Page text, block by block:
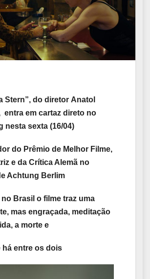
Stern”, do diretor Anatol
entra em cartaz direto no
nesta sexta (16/04)
do Prêmio de Melhor Filme,
e da Crítica Alemã no
Achtung Berlim
Brasil o filme traz uma
mas engraçada, meditação
a morte e
há entre os dois